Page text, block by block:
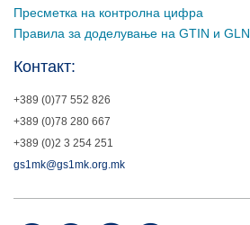
Пресметка на контролна цифра
Правила за доделување на GTIN и GLN
Контакт:
+389 (0)77 552 826
+389 (0)78 280 667
+389 (0)2 3 254 251
gs1mk@gs1mk.org.mk